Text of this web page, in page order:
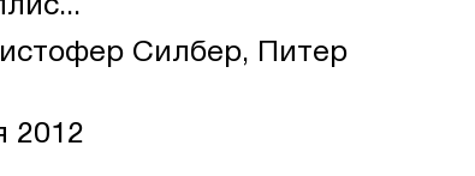
Силбер, Питер
2012